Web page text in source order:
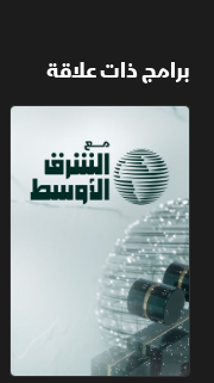
برامج ذات علاقة
مع الشرق الأوسط